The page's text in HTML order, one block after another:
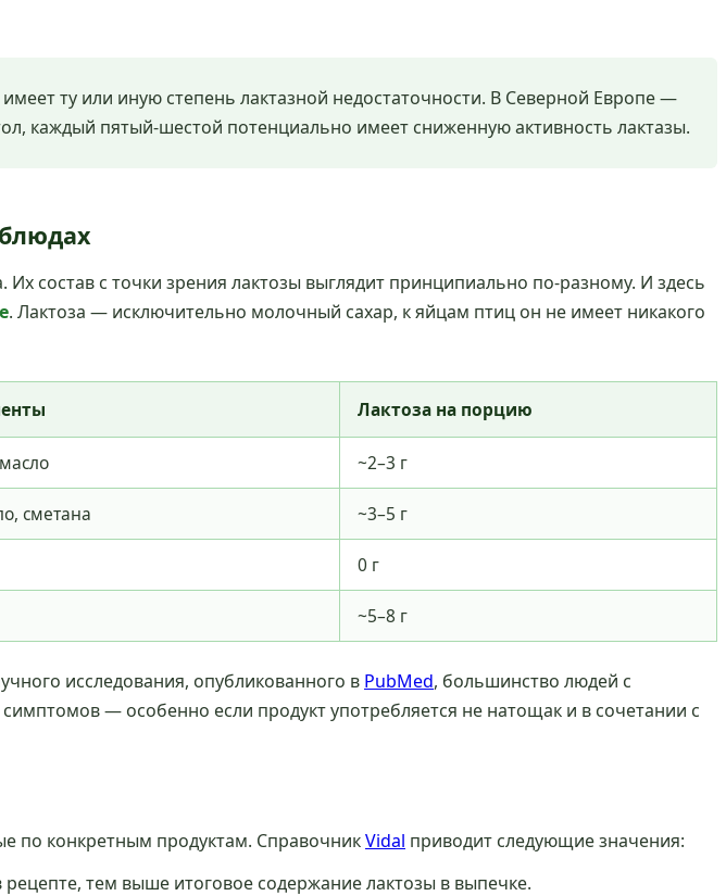
ту или иную степень лактазной недостаточности. В Северной Европе —
каждый пятый-шестой потенциально имеет сниженную активность лактазы.
состав с точки зрения лактозы выглядит принципиально по-разному. И здесь
. Лактоза — исключительно молочный сахар, к яйцам птиц он не имеет никакого
Лактоза на порцию
~2–3 г
сметана ~3–5 г
0 г
~5–8 г
исследования, опубликованного в PubMed, большинство людей с
— особенно если продукт употребляется не натощак и в сочетании с
по конкретным продуктам. СправочникVidal приводит следующие значения:
тем выше итоговое содержание лактозы в выпечке.